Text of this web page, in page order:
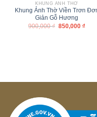
KHUNG ẢNH THỜ
Khung Ảnh Thờ Viền Trơn
Giản Gỗ Hương
900,000₫ 850,000 ₫